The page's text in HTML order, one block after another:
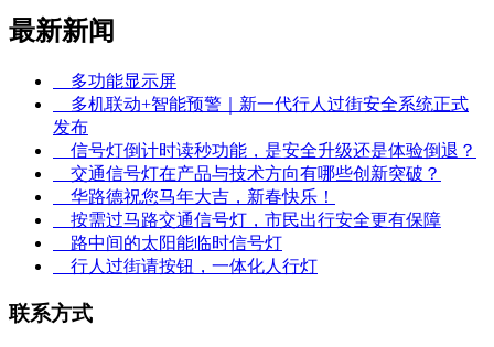
最新新闻
多功能显示屏
多机联动+智能预警｜新一代行人过街安全系统正式
发布
信号灯倒计时读秒功能，是安全升级还是体验倒退？
交通信号灯在产品与技术方向有哪些创新突破？
华路德祝您马年大吉，新春快乐！
按需过马路交通信号灯，市民出行安全更有保障
路中间的太阳能临时信号灯
行人过街请按钮，一体化人行灯
联系方式